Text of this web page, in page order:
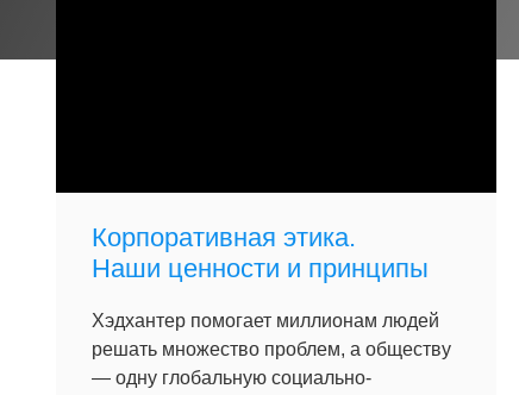
Корпоративная этика.
Наши ценности и принципы
Хэдхантер помогает миллионам людей
решать множество проблем, а обществу
— одну глобальную социально-